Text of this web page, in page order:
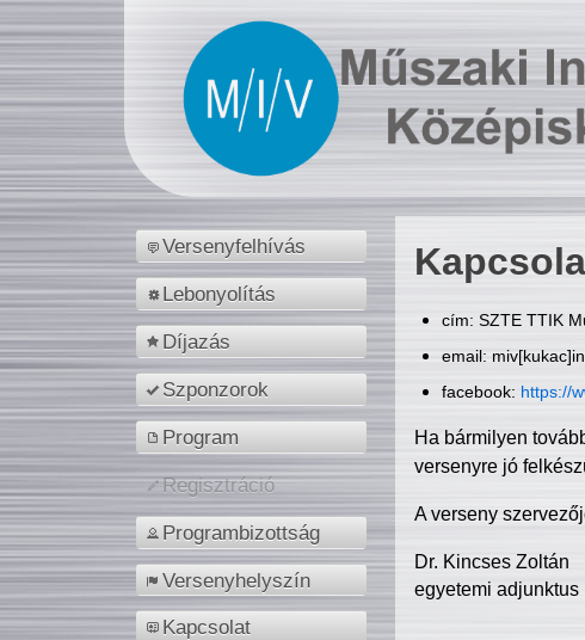
Versenyfelhívás
Lebonyolítás
Díjazás
Szponzorok
Program
Regisztráció
Programbizottság
Versenyhelyszín
Kapcsolat
cím: SZTE TTIK
email:
facebook: https://
Ha bármilyen
versenyre jó
A verseny
Dr. Kincses Zoltán
egyetemi adjunktus